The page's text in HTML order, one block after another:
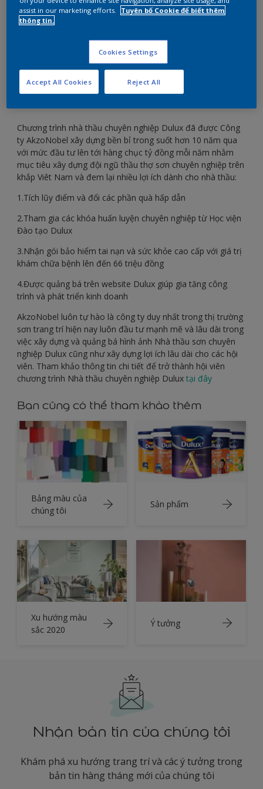
Hãy gia nhập hội Nhà thầu chuyên nghiệp để nhận
được các ưu đãi đặc quyền từ Dulux.
Chương trình nhà thầu chuyên nghiệp Dulux đã được Công
ty AkzoNobel xây dựng bền bỉ trong suốt hơn 10 năm qua
với mức đầu tư lên tới hàng chục tỷ đồng mỗi năm nhằm
mục tiêu xây dựng đội ngũ thầu thợ sơn chuyên nghiệp trên
khắp Viêt Nam và đem lại nhiều lợi ích dành cho nhà thầu:
1.Tích lũy điểm và đổi các phần quà hấp dẫn
2.Tham gia các khóa huấn luyện chuyên nghiệp từ Học viện
Đào tạo Dulux
3.Nhận gói bảo hiểm tai nạn và sức khỏe cao cấp với giá trị
khám chữa bệnh lên đến 66 triệu đồng
4.Được quảng bá trên website Dulux giúp gia tăng công
trình và phát triển kinh doanh
AkzoNobel luôn tự hào là công ty duy nhất trong thị trường
sơn trang trí hiện nay luôn đầu tư mạnh mẽ và lâu dài trong
việc xây dựng và quảng bá hình ảnh Nhà thầu sơn chuyên
nghiệp Dulux cũng như xây dựng lợi ích lâu dài cho các hội
viên. Tham khảo thông tin chi tiết để trở thành hội viên
chương trình Nhà thầu chuyên nghiệp Dulux tại đây
Bạn cũng có thể tham khảo thêm
Bảng màu của
chúng tôi
Sản phẩm
Xu hướng màu
sắc 2020
Ý tưởng
Nhận bản tin của chúng tôi
Khám phá xu hướng trang trí và các ý tưởng trong
bản tin hàng tháng mới của chúng tôi
assist in our marketing efforts.
Tuyên bố Cookie để biết thêm
thông tin.
Cookies Settings
Reject All
Accept All Cookies